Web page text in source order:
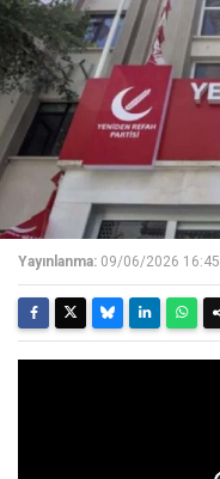
Yayınlanma: 09/06/2026 16:45